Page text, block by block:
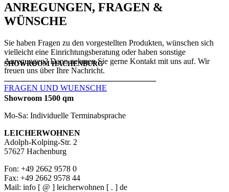
ANREGUNGEN, FRAGEN &
WÜNSCHE
Sie haben Fragen zu den vorgestellten Produkten, wünschen sich
vielleicht eine Einrichtungsberatung oder haben sonstige
Anregungen? Dann nehmen Sie gerne Kontakt mit uns auf. Wir
freuen uns über Ihre Nachricht.
FRAGEN UND WUENSCHE
SHOWROOM HACHENBURG
───────────────────────────
Showroom 1500 qm
Mo-Sa: Individuelle Terminabsprache
LEICHERWOHNEN
Adolph-Kolping-Str. 2
57627 Hachenburg
Fon: +49 2662 9578 0
Fax: +49 2662 9578 44
Mail: info [ @ ] leicherwohnen [ . ] de